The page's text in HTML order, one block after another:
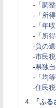
- 「調
- 「所
- 「年
- 「所
-負の
-市民
-県独
- 「均
-住民
「ふ